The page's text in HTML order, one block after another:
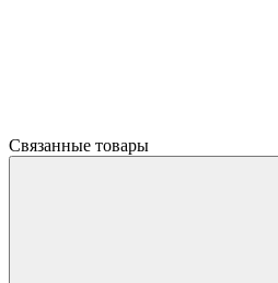
Связанные товары